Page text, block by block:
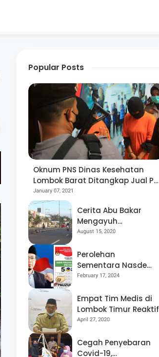
Popular Posts
Oknum PNS Dinas Kesehatan
Lombok Barat Ditangkap Jual Pil
Ekstasi
January 07, 2021
Cerita Abu Bakar
Mengayuh
Sepedanya Selama
Menggelorakan
Kemerdekaan
August 15, 2020
Perolehan
Sementara Nasdem
Lobar Tertinggi,
Berpeluang “Rebut”
Kursi Dapil 3
February 17, 2024
Empat Tim Medis di
Lombok Timur Reaktif
April 27, 2020
Cegah Penyebaran
Covid-19,